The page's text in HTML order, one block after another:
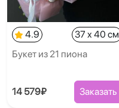
4.9
37 x 40 см
Букет из 21 пиона
14 579₽ Заказать